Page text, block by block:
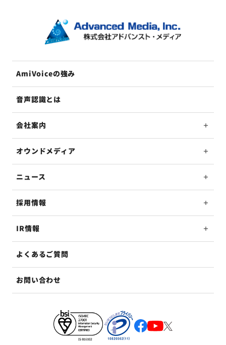
AmiVoiceの強み
音声認識とは
会社案内
オウンドメディア
ニュース
採用情報
IR情報
よくあるご質問
お問い合わせ